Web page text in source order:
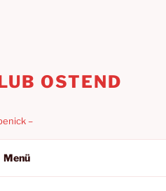
OSTEND
–
Menü